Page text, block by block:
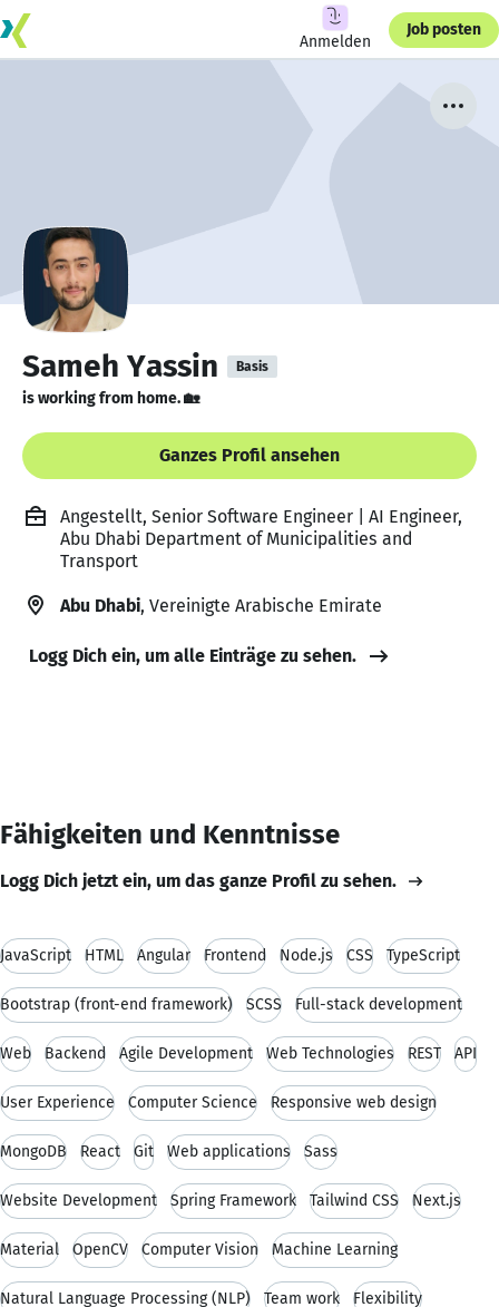
Anmelden
Job posten
Sameh Yassin Basis
is working from home. 🏡
Ganzes Profil ansehen
Angestellt, Senior Software Engineer | AI Engineer,
Abu Dhabi Department of Municipalities and
Transport
Abu Dhabi, Vereinigte Arabische Emirate
Logg Dich ein, um alle Einträge zu sehen.
Fähigkeiten und Kenntnisse
Logg Dich jetzt ein, um das ganze Profil zu sehen.
JavaScript HTML Angular Frontend Node.js CSS TypeScript
Bootstrap (front-end framework) SCSS Full-stack development
Web Backend Agile Development Web Technologies REST API
User Experience Computer Science Responsive web design
MongoDB React Git Web applications Sass
Website Development Spring Framework Tailwind CSS Next.js
Material OpenCV Computer Vision Machine Learning
Natural Language Processing (NLP) Team work Flexibility